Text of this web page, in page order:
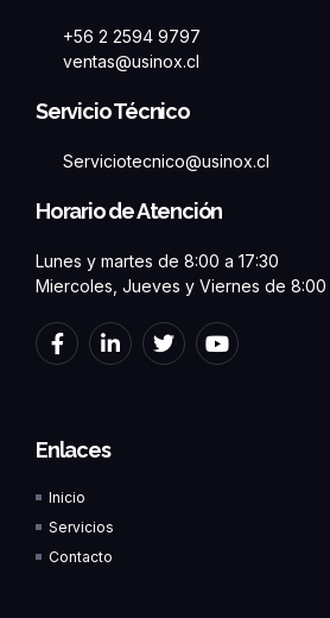
+56 2 2594 9797
ventas@usinox.cl
Servicio Técnico
Serviciotecnico@usinox.cl
Horario de Atención
Lunes y martes de 8:00 a 17:30
Miercoles, Jueves y Viernes de 8:00
F
a
c
o
o
-
f
L
i
n
i
i
T
w
i
Y
o
u
Enlaces
Inicio
Servicios
Contacto